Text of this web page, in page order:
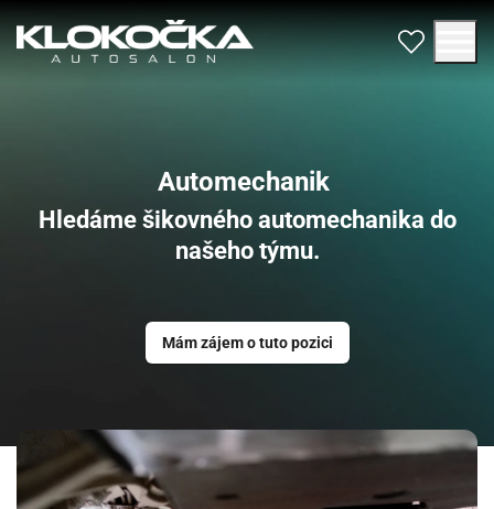
Automechanik
Hledáme šikovného automechanika do
našeho týmu.
Mám zájem o tuto pozici